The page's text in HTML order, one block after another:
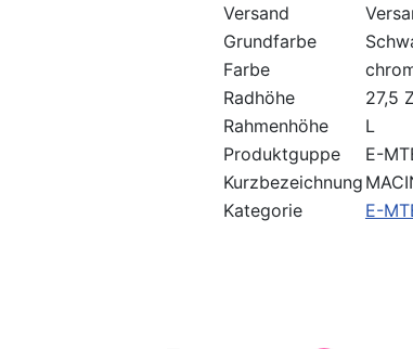
Versand
Grundfarbe
Farbe
Radhöhe
27,5
Rahmenhöhe
L
Produktguppe
E-
Kurzbezeichnung
Kategorie
E-